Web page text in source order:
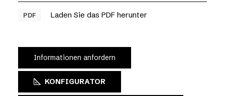
PDF Laden Sie das PDF herunter
Informationen anfordern
KONFIGURATOR